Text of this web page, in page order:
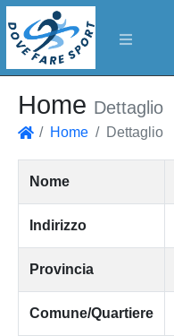
Home Dettaglio
Home Dettaglio
Nome
Indirizzo
Provincia
Comune/Quartiere